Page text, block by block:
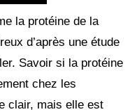
la protéine de la
d’après une étude
Savoir si la protéine
chez les
clair, mais elle est